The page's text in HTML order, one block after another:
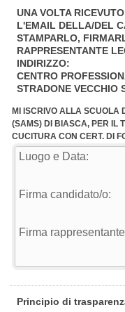
UNA VOLTA
L'EMAIL DELLA/DEL
STAMPARLO,
RAPPRESENTANTE
INDIRIZZO:
CENTRO
STRADONE VECCHIO
MI ISCRIVO ALLA SCUOLA
(SAMS) DI BIASCA, PER IL
CUCITURA CON CERT. DI
Principio di